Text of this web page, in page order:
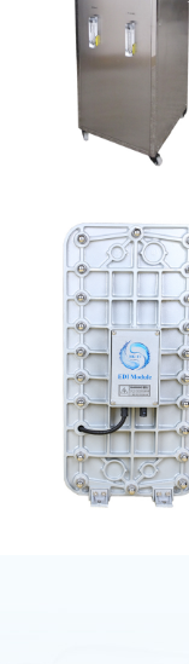
全封闭EDI超纯
备